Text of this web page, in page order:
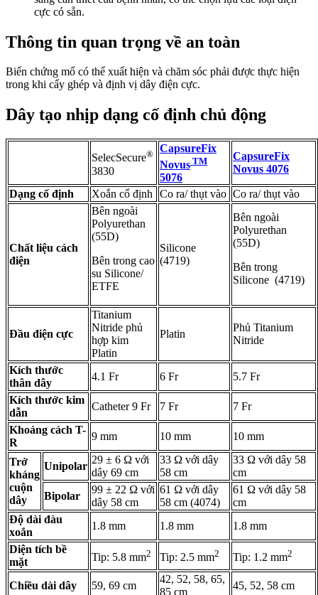
cực có sẵn.
Thông tin quan trọng về an toàn
Biến chứng mổ có thể xuất hiện và chăm sóc phải được thực hiện
trong khi cấy ghép và định vị dây điện cực.
Dây tạo nhịp dạng cố định chủ động
SelecSecure®
3830
CapsureFix
Novus TM
5076
CapsureFix
Novus 4076
Dạng cố định Xoắn cố định Co ra/ thụt vào Co ra/ thụt vào
Chất liệu cách
điện
Bên ngoài
Polyurethan
(55D)
Bên trong cao
su Silicone/
ETFE
Silicone
(4719)
Bên ngoài
Polyurethan
(55D)
Bên trong
Silicone (4719)
Đầu điện cực
Titanium
Nitride phủ
hợp kim
Platin
Platin
Phủ Titanium
Nitride
Kích thước
thân dây
4.1 Fr 6 Fr
5.7 Fr
Kích thước kim
dẫn
Catheter 9 Fr 7 Fr
7 Fr
Khoảng cách T-
R
9 mm 10 mm 10 mm
Trở
kháng
cuộn
dây
Unipolar
29 ± 6 Ω với
dây 69 cm
33 Ω với dây
58 cm
33 Ω với dây 58
cm
Bipolar
99 ± 22 Ω với
dây 58 cm
61 Ω với dây
58 cm (4074)
61 Ω với dây 58
cm
Độ dài đàu
xoắn
1.8 mm 1.8 mm
1.8 mm
Diện tích bề
mặt
Tip: 5.8 mm2 Tip: 2.5 mm2 Tip: 1.2 mm2
Chiều dài dây 59, 69 cm
42, 52, 58, 65,
85 cm
45, 52, 58 cm